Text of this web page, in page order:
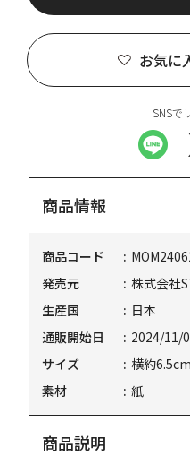
お気に
SNSで
商品情報
商品コード
発売元
株式会社
生産国
日本
通販開始日
2024/11/
サイズ
横約
素材
紙
商品説明